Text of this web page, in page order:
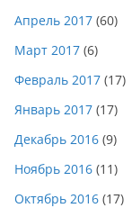
Апрель 2017 (60)
Март 2017 (6)
Февраль 2017 (17)
Январь 2017 (17)
Декабрь 2016 (9)
Ноябрь 2016 (11)
Октябрь 2016 (17)